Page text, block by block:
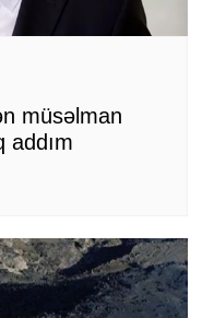
müsəlman
addım